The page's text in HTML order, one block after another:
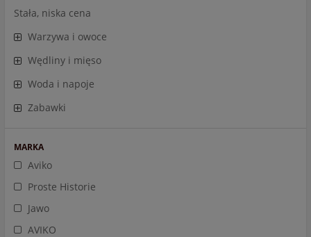
Stała, niska cena
Warzywa i owoce
Wędliny i mięso
Woda i napoje
Zabawki
MARKA
Aviko
Proste Historie
Jawo
AVIKO